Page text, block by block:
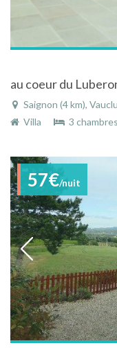
Saignon (4 km),
Villa
3 chambres
57€/nuit